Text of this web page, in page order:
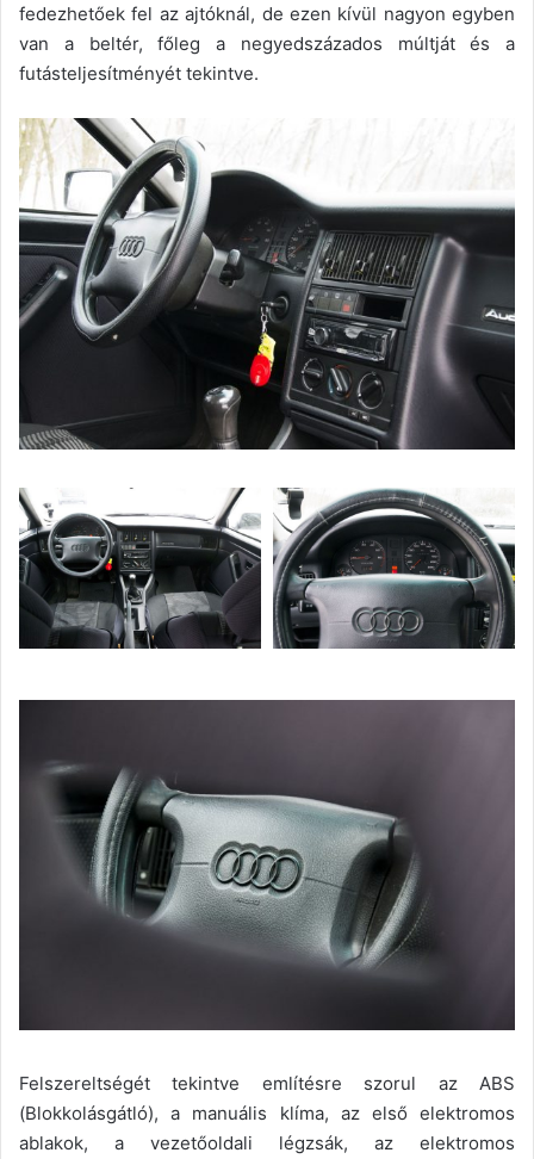
fedezhetőek fel az ajtóknál, de ezen kívül nagyon egyben
van a beltér, főleg a negyedszázados múltját és a
futásteljesítményét tekintve.
Felszereltségét tekintve említésre szorul az ABS
(Blokkolásgátló), a manuális klíma, az első elektromos
ablakok, a vezetőoldali légzsák, az elektromos